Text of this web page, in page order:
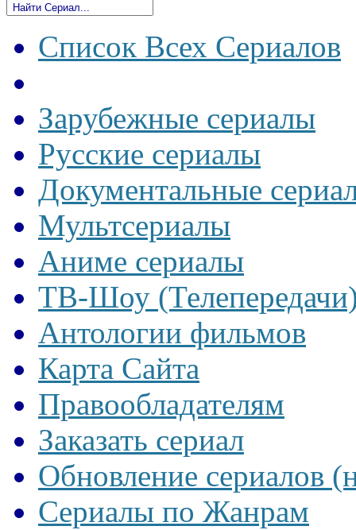
Список Всех Сериалов
Зарубежные сериалы
Русские сериалы
Документальные
Мультсериалы
Аниме сериалы
ТВ-Шоу
Антологии фильмов
Карта Сайта
Правообладателям
Заказать сериал
Обновление сериалов
Сериалы по Жанрам